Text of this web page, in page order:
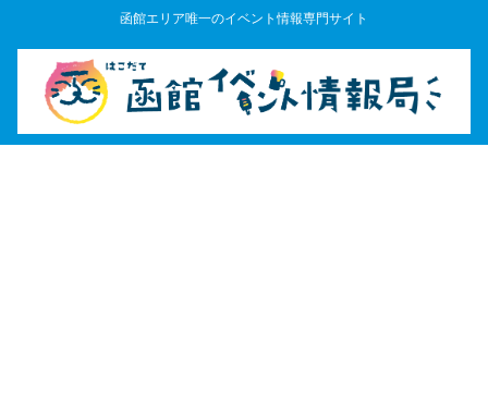
函館エリア唯一のイベント情報専門サイト